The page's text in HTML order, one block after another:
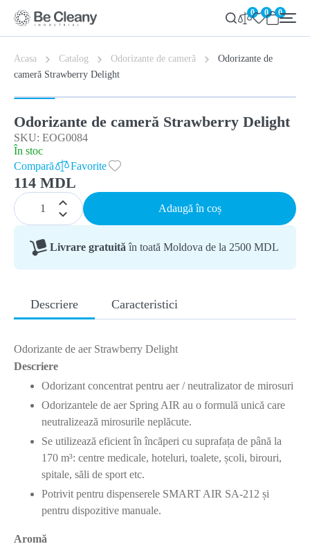
0 0 0
Acasa Catalog Odorizante de cameră
Odorizante de
cameră Strawberry Delight
Odorizante de cameră Strawberry Delight
SKU: EOG0084
În stoc
Compară
Favorite
114 MDL
Adaugă în coș
Livrare gratuită în toată Moldova de la 2500 MDL
Descriere Caracteristici
Odorizante de aer Strawberry Delight
Descriere
Odorizant concentrat pentru aer / neutralizator de mirosuri
Odorizantele de aer Spring AIR au o formulă unică care
neutralizează mirosurile neplăcute.
Se utilizează eficient în încăperi cu suprafața de până la
170 m³: centre medicale, hoteluri, toalete, școli, birouri,
spitale, săli de sport etc.
Potrivit pentru dispenserele SMART AIR SA-212 și
pentru dispozitive manuale.
Aromă